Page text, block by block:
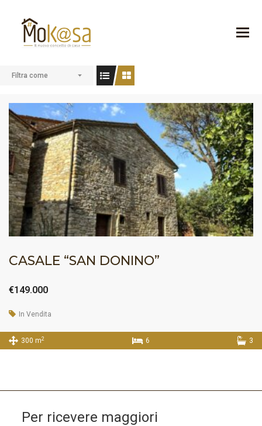
Filtra come
CASALE “SAN DONINO”
€149.000
In Vendita
300 m2 6 3
Per ricevere maggiori